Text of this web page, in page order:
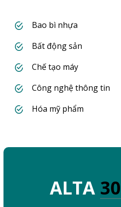
Bao bì nhựa
Bất động sản
Chế tạo máy
Công nghệ thông tin
Hóa mỹ phẩm
ALTA